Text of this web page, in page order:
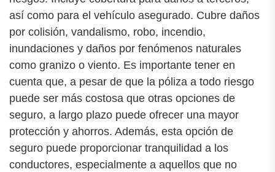
así como para el vehículo asegurado. Cubre daños
por colisión, vandalismo, robo, incendio,
inundaciones y daños por fenómenos naturales
como granizo o viento. Es importante tener en
cuenta que, a pesar de que la póliza a todo riesgo
puede ser más costosa que otras opciones de
seguro, a largo plazo puede ofrecer una mayor
protección y ahorros. Además, esta opción de
seguro puede proporcionar tranquilidad a los
conductores, especialmente a aquellos que no